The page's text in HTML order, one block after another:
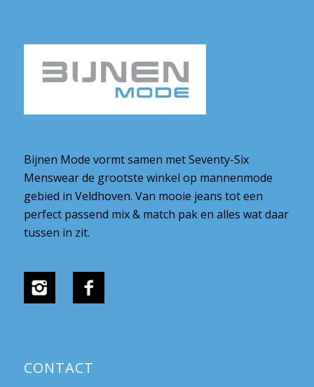
Bijnen Mode vormt samen met Seventy-Six
Menswear de grootste winkel op mannenmode
gebied in Veldhoven. Van mooie jeans tot een
perfect passend mix & match pak en alles wat daar
tussen in zit.
CONTACT